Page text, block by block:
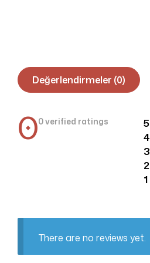
Değerlendirmeler (0)
00 verified ratings
1
2
3
4
5
There are no reviews yet.